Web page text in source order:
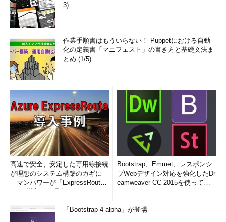
3)
作業手順書はもういらない！ Puppetにおける自動
化の定義書「マニフェスト」の書き方と基礎文法ま
とめ (1/5)
高速で安全、安定した専用線接続
が理想のシステム構築のカギに―
―マンパワーが「ExpressRout
Bootstrap、Emmet、レスポンシ
ブWebデザイン対応を強化したDr
eamweaver CC 2015を使って
「Bootstrap 4 alpha」が登場